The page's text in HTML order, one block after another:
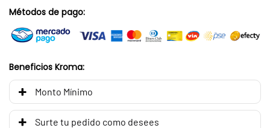
Métodos de pago:
Beneficios Kroma:
Monto Mínimo
Surte tu pedido como desees